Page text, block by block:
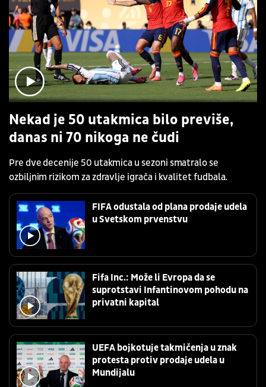
Nekad je 50 utakmica bilo previše,
danas ni 70 nikoga ne čudi
Pre dve decenije 50 utakmica u sezoni smatralo se
ozbiljnim rizikom za zdravlje igrača i kvalitet fudbala.
FIFA odustala od plana prodaje udela
u Svetskom prvenstvu
Fifa Inc.: Može li Evropa da se
suprotstavi Infantinovom pohodu na
privatni kapital
UEFA bojkotuje takmičenja u znak
protesta protiv prodaje udela u
Mundijalu